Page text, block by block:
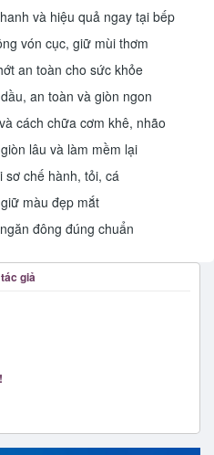
và hiệu quả ngay tại bếp
vón cục, giữ mùi thơm
an toàn cho sức khỏe
an toàn và giòn ngon
cách chữa cơm khê, nhão
lâu và làm mềm lại
sơ chế hành, tỏi, cá
màu đẹp mắt
đông đúng chuẩn
giả